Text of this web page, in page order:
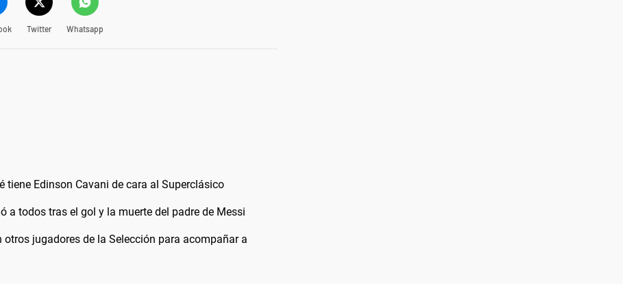
Twitter Whatsapp
tiene Edinson Cavani de cara al Superclásico
a todos tras el gol y la muerte del padre de Messi
jugadores de la Selección para acompañar a